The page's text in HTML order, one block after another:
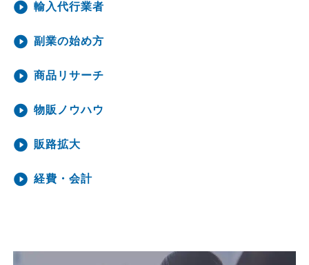
輸入代行業者
副業の始め方
商品リサーチ
物販ノウハウ
販路拡大
経費・会計